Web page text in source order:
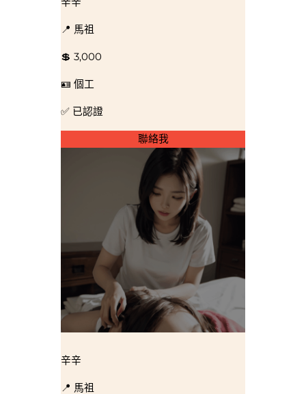
📍 馬祖
💲 3,000
🪪 個工
✅ 已認證
聯絡我
辛辛
📍 馬祖